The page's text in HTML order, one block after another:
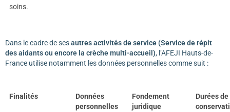
soins.
Dans le cadre de sesautres activités de service (Service de répit
des aidants ou encore la crèche multi-accueil), l’AFEJI Hauts-de-
France utilise notamment les données personnelles comme suit :
Finalités
Données
personnelles
Fondement
juridique
Durées de